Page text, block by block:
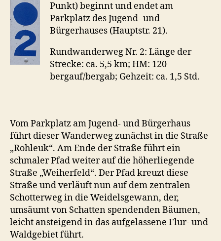
Punkt) beginnt und endet am
Parkplatz des Jugend- und
Bürgerhauses (Hauptstr. 21).
Rundwanderweg Nr. 2: Länge der
Strecke: ca. 5,5 km; HM: 120
bergauf/bergab; Gehzeit: ca. 1,5 Std.
Vom Parkplatz am Jugend- und Bürgerhaus
führt dieser Wanderweg zunächst in die Straße
„Rohleuk“. Am Ende der Straße führt ein
schmaler Pfad weiter auf die höherliegende
Straße „Weiherfeld“. Der Pfad kreuzt diese
Straße und verläuft nun auf dem zentralen
Schotterweg in die Weidelsgewann, der,
umsäumt von Schatten spendenden Bäumen,
leicht ansteigend in das aufgelassene Flur- und
Waldgebiet führt.